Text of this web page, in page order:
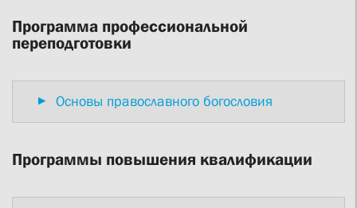
Программа профессиональной
переподготовки
Основы православного богословия
Программы повышения квалификации